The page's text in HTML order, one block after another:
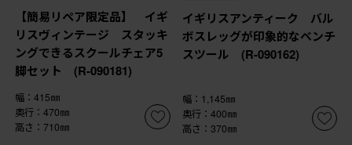
【簡易リペア限定品】 イギ
リスヴィンテージ スタッキ
ングできるスクールチェア5
脚セット (R-090181)
幅：415㎜
奥行：470㎜
高さ：710㎜
イギリスアンティーク バル
ボスレッグが印象的なベンチ
スツール (R-090162)
幅：1,145㎜
奥行：400㎜
高さ：370㎜